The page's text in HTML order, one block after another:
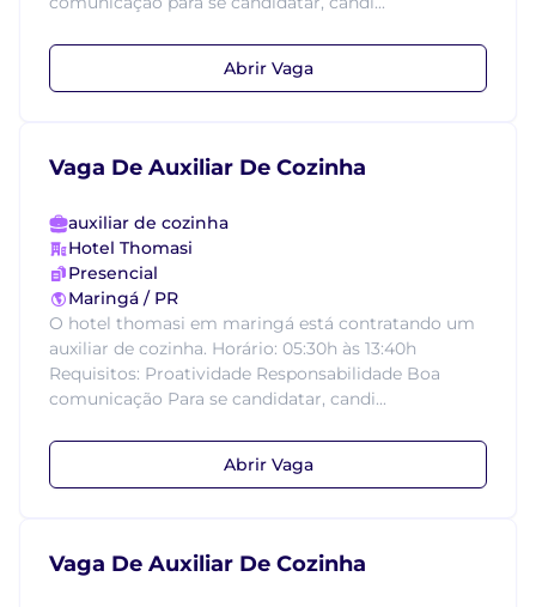
Abrir Vaga
Vaga De Auxiliar De Cozinha
auxiliar de cozinha
Hotel Thomasi
Presencial
Maringá / PR
O hotel thomasi em maringá está contratando um
auxiliar de cozinha. Horário: 05:30h às 13:40h
Requisitos: Proatividade Responsabilidade Boa
comunicação Para se candidatar, candi...
Abrir Vaga
Vaga De Auxiliar De Cozinha